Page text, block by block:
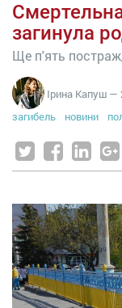
загинула
Ще п'ять
Ірина Капуш —
загибель
новини